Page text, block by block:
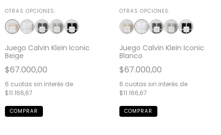
OTRAS OPCIONES:
Juego Calvin Klein Iconic
Beige
$67.000,00
6 cuotas sin interés de
$11.166,67
OTRAS OPCIONES:
Juego Calvin Klein Iconic
Blanco
$67.000,00
6 cuotas sin interés de
$11.166,67